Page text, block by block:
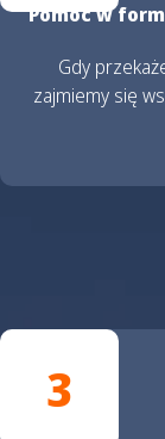
Pomoc w
Gdy
zajmiemy się
3